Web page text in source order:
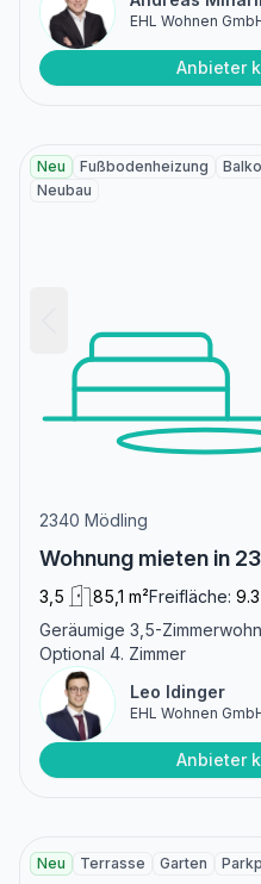
EHL Wohnen
Anbieter
Neu Fußbodenheizung
Neubau
2340 Mödling
Wohnung mieten in
3,5 85,1 m²Freifläche:
Geräumige 3,5-
Optional 4. Zimmer
Leo Idinger
EHL Wohnen
Anbieter
Neu Terrasse Garten